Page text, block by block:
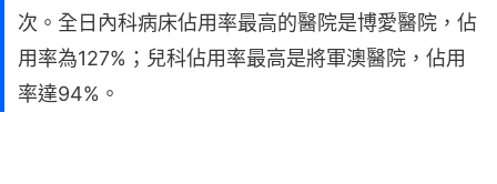
次。全日內科病床佔用率最高的醫院是博愛醫院，佔
用率為127%；兒科佔用率最高是將軍澳醫院，佔用
率達94%。